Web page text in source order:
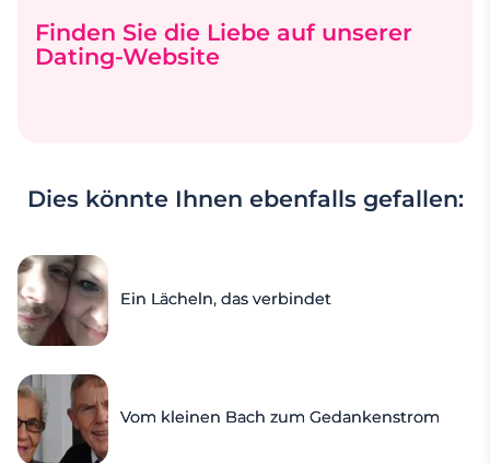
Finden Sie die Liebe auf unserer
Dating-Website
Dies könnte Ihnen ebenfalls gefallen:
Ein Lächeln, das verbindet
Vom kleinen Bach zum Gedankenstrom